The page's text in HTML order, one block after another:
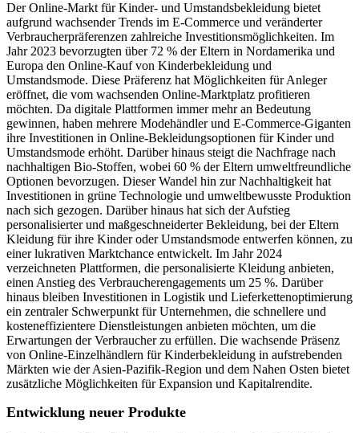
Der Online-Markt für Kinder- und Umstandsbekleidung bietet
aufgrund wachsender Trends im E-Commerce und veränderter
Verbraucherpräferenzen zahlreiche Investitionsmöglichkeiten. Im
Jahr 2023 bevorzugten über 72 % der Eltern in Nordamerika und
Europa den Online-Kauf von Kinderbekleidung und
Umstandsmode. Diese Präferenz hat Möglichkeiten für Anleger
eröffnet, die vom wachsenden Online-Marktplatz profitieren
möchten. Da digitale Plattformen immer mehr an Bedeutung
gewinnen, haben mehrere Modehändler und E-Commerce-Giganten
ihre Investitionen in Online-Bekleidungsoptionen für Kinder und
Umstandsmode erhöht. Darüber hinaus steigt die Nachfrage nach
nachhaltigen Bio-Stoffen, wobei 60 % der Eltern umweltfreundliche
Optionen bevorzugen. Dieser Wandel hin zur Nachhaltigkeit hat
Investitionen in grüne Technologie und umweltbewusste Produktion
nach sich gezogen. Darüber hinaus hat sich der Aufstieg
personalisierter und maßgeschneiderter Bekleidung, bei der Eltern
Kleidung für ihre Kinder oder Umstandsmode entwerfen können, zu
einer lukrativen Marktchance entwickelt. Im Jahr 2024
verzeichneten Plattformen, die personalisierte Kleidung anbieten,
einen Anstieg des Verbraucherengagements um 25 %. Darüber
hinaus bleiben Investitionen in Logistik und Lieferkettenoptimierung
ein zentraler Schwerpunkt für Unternehmen, die schnellere und
kosteneffizientere Dienstleistungen anbieten möchten, um die
Erwartungen der Verbraucher zu erfüllen. Die wachsende Präsenz
von Online-Einzelhändlern für Kinderbekleidung in aufstrebenden
Märkten wie der Asien-Pazifik-Region und dem Nahen Osten bietet
zusätzliche Möglichkeiten für Expansion und Kapitalrendite.
Entwicklung neuer Produkte